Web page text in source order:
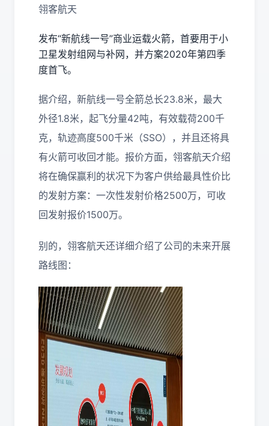
翎客航天
发布“新航线一号”商业运载火箭，首要用于小
卫星发射组网与补网，并方案2020年第四季
度首飞。
据介绍，新航线一号全箭总长23.8米，最大
外径1.8米，起飞分量42吨，有效载荷200千
克，轨迹高度500千米（SSO），并且还将具
有火箭可收回才能。报价方面，翎客航天介绍
将在确保赢利的状况下为客户供给最具性价比
的发射方案：一次性发射价格2500万，可收
回发射报价1500万。
别的，翎客航天还详细介绍了公司的未来开展
路线图：